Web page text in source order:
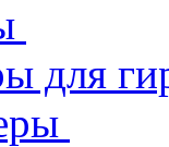
для